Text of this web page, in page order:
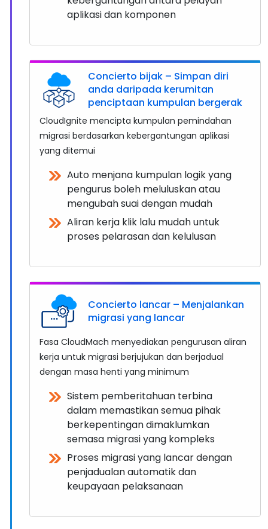
aplikasi dan komponen
Concierto bijak – Simpan diri
anda daripada kerumitan
penciptaan kumpulan bergerak
CloudIgnite mencipta kumpulan pemindahan
migrasi berdasarkan kebergantungan aplikasi
yang ditemui
Auto menjana kumpulan logik yang
pengurus boleh meluluskan atau
mengubah suai dengan mudah
Aliran kerja klik lalu mudah untuk
proses pelarasan dan kelulusan
Concierto lancar – Menjalankan
migrasi yang lancar
Fasa CloudMach menyediakan pengurusan aliran
kerja untuk migrasi berjujukan dan berjadual
dengan masa henti yang minimum
Sistem pemberitahuan terbina
dalam memastikan semua pihak
berkepentingan dimaklumkan
semasa migrasi yang kompleks
Proses migrasi yang lancar dengan
penjadualan automatik dan
keupayaan pelaksanaan